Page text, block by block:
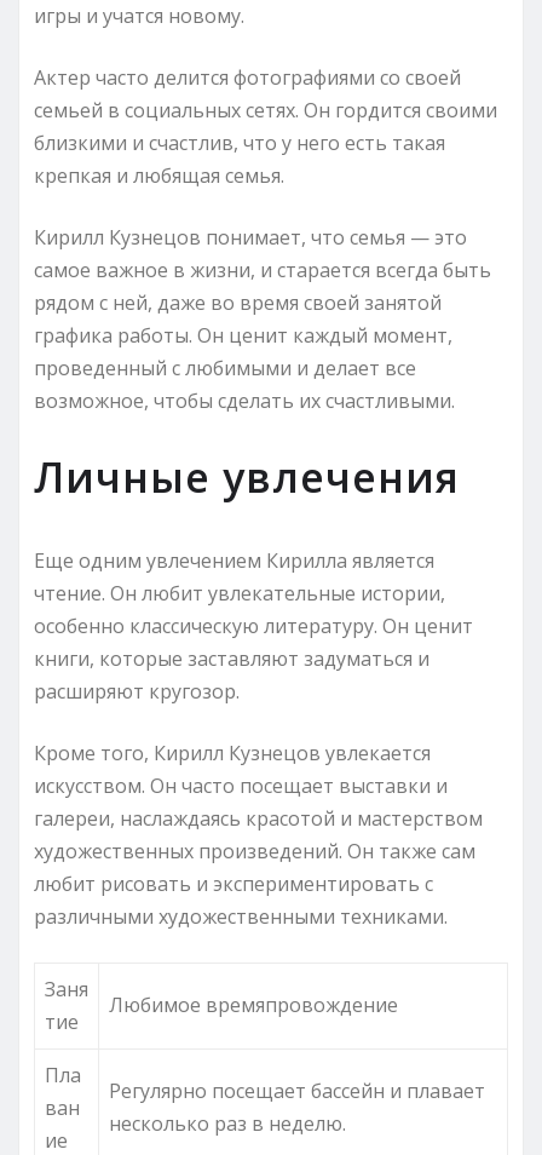
игры и учатся новому.
Актер часто делится фотографиями со своей
семьей в социальных сетях. Он гордится своими
близкими и счастлив, что у него есть такая
крепкая и любящая семья.
Кирилл Кузнецов понимает, что семья — это
самое важное в жизни, и старается всегда быть
рядом с ней, даже во время своей занятой
графика работы. Он ценит каждый момент,
проведенный с любимыми и делает все
возможное, чтобы сделать их счастливыми.
Личные увлечения
Еще одним увлечением Кирилла является
чтение. Он любит увлекательные истории,
особенно классическую литературу. Он ценит
книги, которые заставляют задуматься и
расширяют кругозор.
Кроме того, Кирилл Кузнецов увлекается
искусством. Он часто посещает выставки и
галереи, наслаждаясь красотой и мастерством
художественных произведений. Он также сам
любит рисовать и экспериментировать с
различными художественными техниками.
Заня
тие
Любимое времяпровождение
Пла
ван
ие
Регулярно посещает бассейн и плавает
несколько раз в неделю.